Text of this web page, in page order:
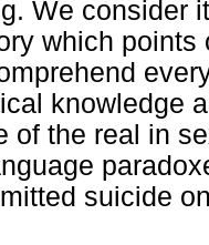
We consider
which
knowledge
of the real in
suicide